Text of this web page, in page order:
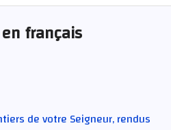
français
de votre Seigneur, rendus